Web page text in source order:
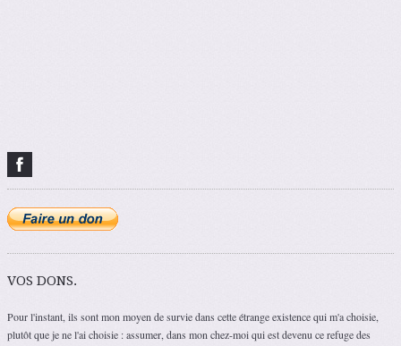
VOS DONS.
Pour l'instant, ils sont mon moyen de survie dans cette étrange existence qui m'a choisie,
plutôt que je ne l'ai choisie : assumer, dans mon chez-moi qui est devenu ce refuge des